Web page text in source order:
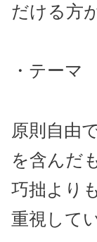
だける方
・テーマ
原則自由
を含んだ
巧拙より
重視して